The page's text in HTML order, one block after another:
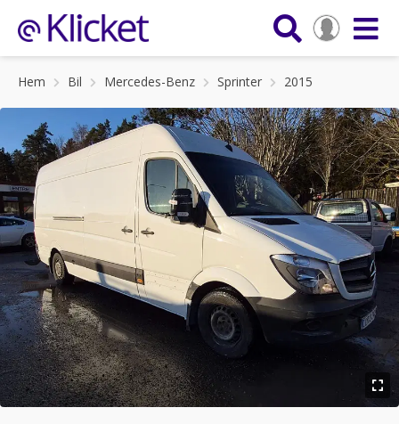
Hem Bil Mercedes-Benz Sprinter 2015